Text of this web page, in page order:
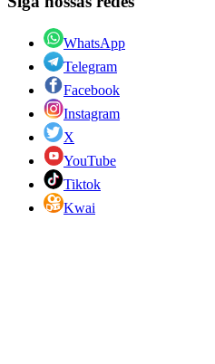
WhatsApp
Telegram
Facebook
Instagram
X
YouTube
Tiktok
Kwai